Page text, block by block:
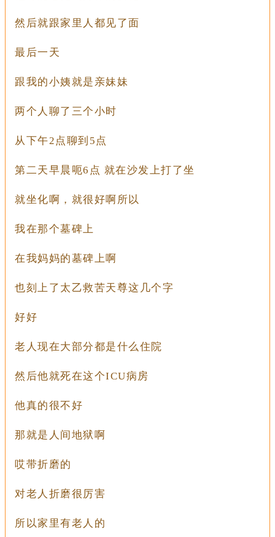
然后就跟家里人都见了面
最后一天
跟我的小姨就是亲妹妹
两个人聊了三个小时
从下午2点聊到5点
第二天早晨呃6点 就在沙发上打了坐
就坐化啊，就很好啊所以
我在那个墓碑上
在我妈妈的墓碑上啊
也刻上了太乙救苦天尊这几个字
好好
老人现在大部分都是什么住院
然后他就死在这个ICU病房
他真的很不好
那就是人间地狱啊
哎带折磨的
对老人折磨很厉害
所以家里有老人的